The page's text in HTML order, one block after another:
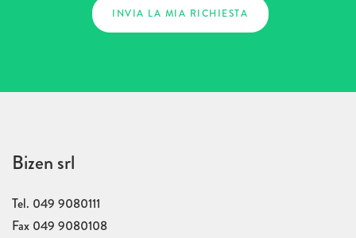
Bizen srl
Tel. 049 9080111
Fax 049 9080108